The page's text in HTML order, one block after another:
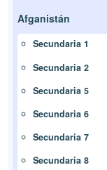
Afganistán
Secundaria 1
Secundaria 2
Secundaria 5
Secundaria 6
Secundaria 7
Secundaria 8